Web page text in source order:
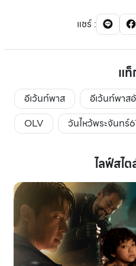
แชร์:
แ
อีเว้นท์พาส อีเว้นท์พาส
OLV
วันไหว้พระจันทร์
ไลฟ์สไ